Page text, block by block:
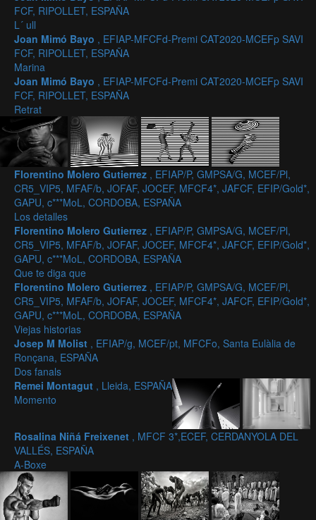
FCF, RIPOLLET, ESPAÑA
L´ ull
Joan Mimó Bayo , EFIAP-MFCFd-Premi CAT2020-MCEFp SAVI
FCF, RIPOLLET, ESPAÑA
Marina
Joan Mimó Bayo , EFIAP-MFCFd-Premi CAT2020-MCEFp SAVI
FCF, RIPOLLET, ESPAÑA
Retrat
Florentino Molero Gutierrez , EFIAP/P, GMPSA/G, MCEF/Pl,
CR5_VIP5, MFAF/b, JOFAF, JOCEF, MFCF4*, JAFCF, EFIP/Gold*,
GAPU, c***MoL, CORDOBA, ESPAÑA
Los detalles
Florentino Molero Gutierrez , EFIAP/P, GMPSA/G, MCEF/Pl,
CR5_VIP5, MFAF/b, JOFAF, JOCEF, MFCF4*, JAFCF, EFIP/Gold*,
GAPU, c***MoL, CORDOBA, ESPAÑA
Que te diga que
Florentino Molero Gutierrez , EFIAP/P, GMPSA/G, MCEF/Pl,
CR5_VIP5, MFAF/b, JOFAF, JOCEF, MFCF4*, JAFCF, EFIP/Gold*,
GAPU, c***MoL, CORDOBA, ESPAÑA
Viejas historias
Josep M Molist , EFIAP/g, MCEF/pt, MFCFo, Santa Eulàlia de
Ronçana, ESPAÑA
Dos fanals
Remei Montagut , Lleida, ESPAÑA
Momento
Rosalina Niñá Freixenet , MFCF 3*,ECEF, CERDANYOLA DEL
VALLÉS, ESPAÑA
A-Boxe